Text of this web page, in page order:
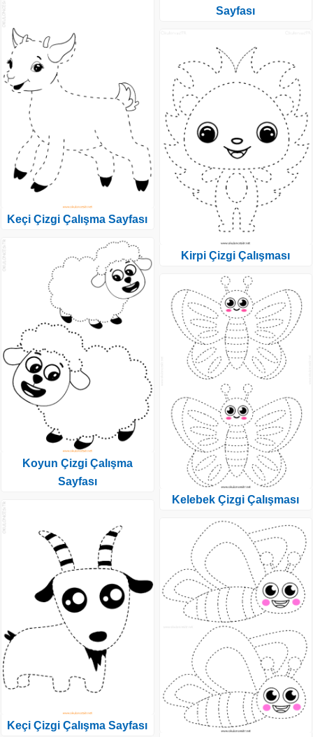
Keçi Çizgi Çalışma Sayfası
Koyun Çizgi Çalışma
Sayfası
Keçi Çizgi Çalışma Sayfası
Sayfası
Kirpi Çizgi Çalışması
Kelebek Çizgi Çalışması